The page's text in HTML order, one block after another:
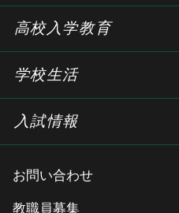
高校入学教育
学校生活
入試情報
お問い合わせ
教職員募集